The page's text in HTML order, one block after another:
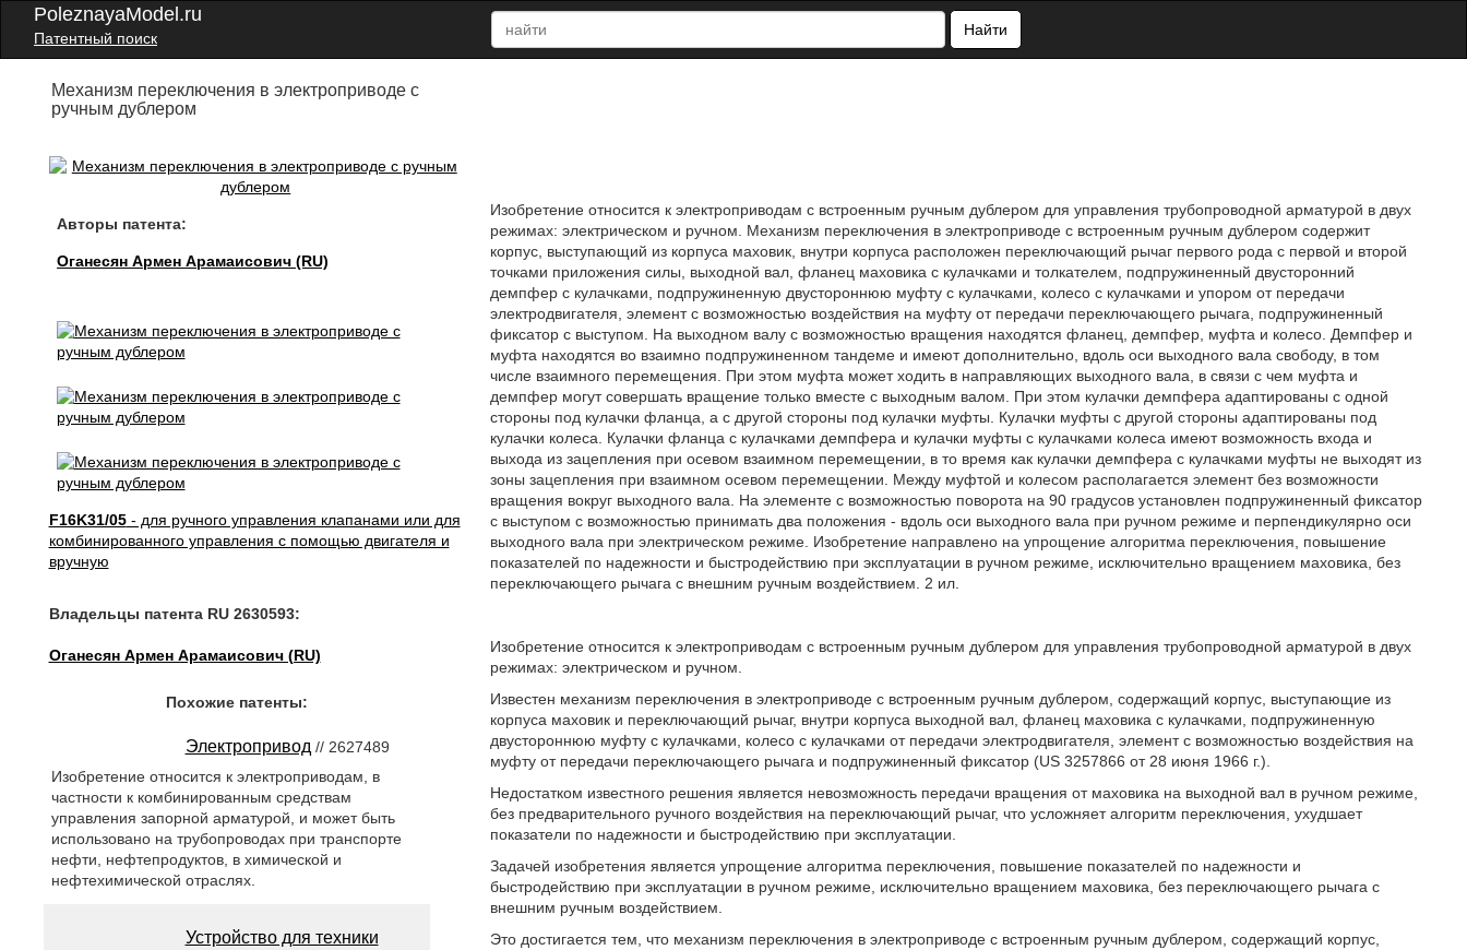
PoleznayaModel.ru
Патентный поиск
Найти
Механизм переключения в электроприводе с
ручным дублером
Авторы патента:
Оганесян Армен Арамаисович (RU)
F16K31/05- для ручного управления клапанами или для
комбинированного управления с помощью двигателя и
вручную
Владельцы патента RU 2630593:
Оганесян Армен Арамаисович (RU)
Изобретение относится к электроприводам с встроенным ручным дублером для управления трубопроводной арматурой в двух
режимах: электрическом и ручном. Механизм переключения в электроприводе с встроенным ручным дублером содержит
корпус, выступающий из корпуса маховик, внутри корпуса расположен переключающий рычаг первого рода с первой и второй
точками приложения силы, выходной вал, фланец маховика с кулачками и толкателем, подпружиненный двусторонний
демпфер с кулачками, подпружиненную двустороннюю муфту с кулачками, колесо с кулачками и упором от передачи
электродвигателя, элемент с возможностью воздействия на муфту от передачи переключающего рычага, подпружиненный
фиксатор с выступом. На выходном валу с возможностью вращения находятся фланец, демпфер, муфта и колесо. Демпфер и
муфта находятся во взаимно подпружиненном тандеме и имеют дополнительно, вдоль оси выходного вала свободу, в том
числе взаимного перемещения. При этом муфта может ходить в направляющих выходного вала, в связи с чем муфта и
демпфер могут совершать вращение только вместе с выходным валом. При этом кулачки демпфера адаптированы с одной
стороны под кулачки фланца, а с другой стороны под кулачки муфты. Кулачки муфты с другой стороны адаптированы под
кулачки колеса. Кулачки фланца с кулачками демпфера и кулачки муфты с кулачками колеса имеют возможность входа и
выхода из зацепления при осевом взаимном перемещении, в то время как кулачки демпфера с кулачками муфты не выходят из
зоны зацепления при взаимном осевом перемещении. Между муфтой и колесом располагается элемент без возможности
вращения вокруг выходного вала. На элементе с возможностью поворота на 90 градусов установлен подпружиненный фиксатор
с выступом с возможностью принимать два положения - вдоль оси выходного вала при ручном режиме и перпендикулярно оси
выходного вала при электрическом режиме. Изобретение направлено на упрощение алгоритма переключения, повышение
показателей по надежности и быстродействию при эксплуатации в ручном режиме, исключительно вращением маховика, без
переключающего рычага с внешним ручным воздействием. 2 ил.
Изобретение относится к электроприводам с встроенным ручным дублером для управления трубопроводной арматурой в двух
режимах: электрическом и ручном.
Известен механизм переключения в электроприводе с встроенным ручным дублером, содержащий корпус, выступающие из
корпуса маховик и переключающий рычаг, внутри корпуса выходной вал, фланец маховика с кулачками, подпружиненную
двустороннюю муфту с кулачками, колесо с кулачками от передачи электродвигателя, элемент с возможностью воздействия на
муфту от передачи переключающего рычага и подпружиненный фиксатор (US 3257866 от 28 июня 1966 г.).
Недостатком известного решения является невозможность передачи вращения от маховика на выходной вал в ручном режиме,
без предварительного ручного воздействия на переключающий рычаг, что усложняет алгоритм переключения, ухудшает
показатели по надежности и быстродействию при эксплуатации.
Задачей изобретения является упрощение алгоритма переключения, повышение показателей по надежности и
быстродействию при эксплуатации в ручном режиме, исключительно вращением маховика, без переключающего рычага с
внешним ручным воздействием.
Это достигается тем, что механизм переключения в электроприводе с встроенным ручным дублером, содержащий корпус,
Похожие патенты:
Электропривод // 2627489
Изобретение относится к электроприводам, в
частности к комбинированным средствам
управления запорной арматурой, и может быть
использовано на трубопроводах при транспорте
нефти, нефтепродуктов, в химической и
нефтехимической отраслях.
Устройство для техники